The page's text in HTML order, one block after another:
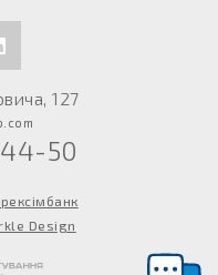
127
50
Design